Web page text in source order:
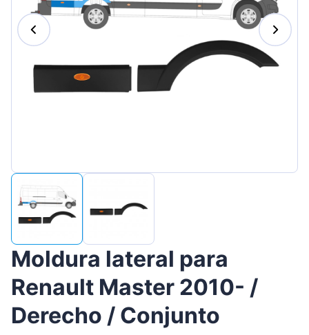
Magyar
Hrvatski
Português
Moldura lateral para
Renault Master 2010- /
Derecho / Conjunto